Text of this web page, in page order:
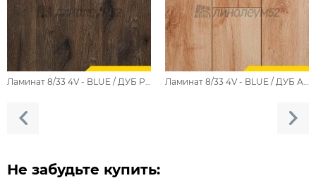
Не забудьте купить: